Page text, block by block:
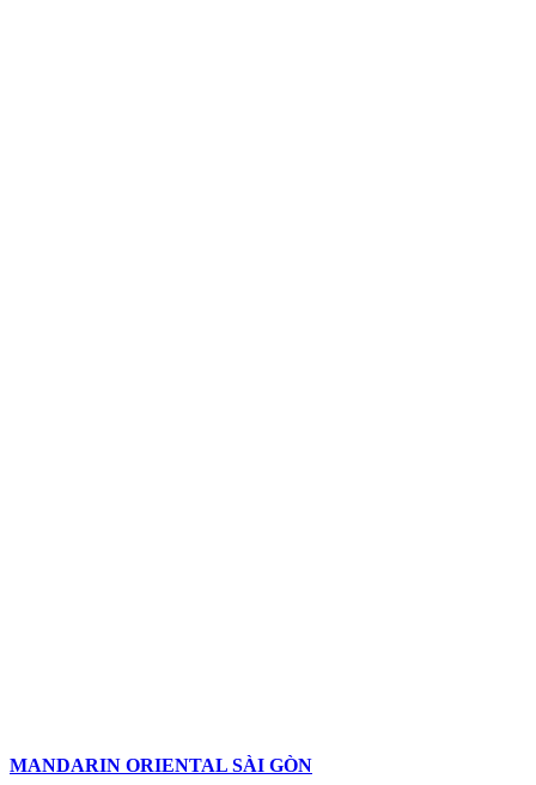
MANDARIN ORIENTAL SÀI GÒN